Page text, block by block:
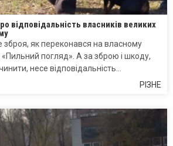
відповідальність власників великих
зброя, як переконався на власному
«Пильний погляд». А за зброю і шкоду,
несе відповідальність…
РІЗНЕ